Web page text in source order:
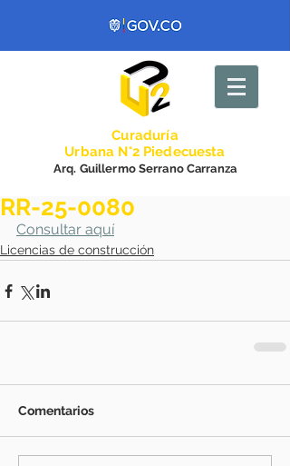
Curaduría
Urbana N°2 Piedecuesta
Arq. Guillermo Serrano Carranza
RR-25-0080
Consultar aquí
Licencias de construcción
Comentarios